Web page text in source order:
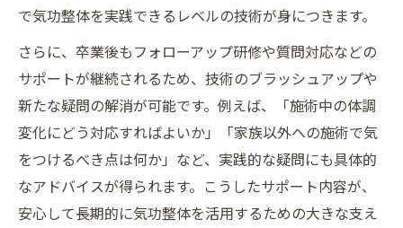
で気功整体を実践できるレベルの技術が身につきます。
さらに、卒業後もフォローアップ研修や質問対応などの
サポートが継続されるため、技術のブラッシュアップや
新たな疑問の解消が可能です。例えば、「施術中の体調
変化にどう対応すればよいか」「家族以外への施術で気
をつけるべき点は何か」など、実践的な疑問にも具体的
なアドバイスが得られます。こうしたサポート内容が、
安心して長期的に気功整体を活用するための大きな支え